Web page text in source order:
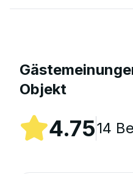
Objekt
4.7514